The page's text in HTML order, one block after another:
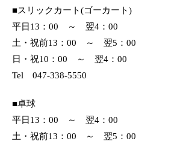
■スリックカート(ゴーカート)
平日13：00 ～ 翌4：00
土・祝前13：00 ～ 翌5：00
日・祝10：00 ～ 翌4：00
Tel 047-338-5550
■卓球
平日13：00 ～ 翌4：00
土・祝前13：00 ～ 翌5：00